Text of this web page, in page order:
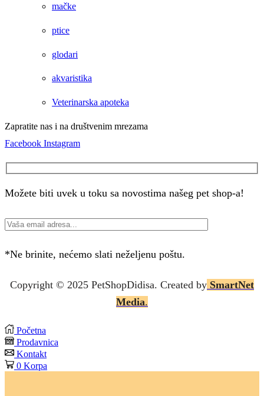
mačke
ptice
glodari
akvaristika
Veterinarska apoteka
Zapratite nas i na društvenim mrezama
Facebook Instagram
Možete biti uvek u toku sa novostima našeg pet shop-a!
*Ne brinite, nećemo slati neželjenu poštu.
Copyright © 2025 PetShopDidisa. Created by SmartNet
Media.
Početna
Prodavnica
Kontakt
0 Korpa